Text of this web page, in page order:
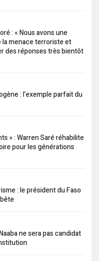
: « Nous avons une
menace terroriste et
des réponses très bientôt
: l’exemple parfait du
» : Warren Saré réhabilite
pour les générations
: le président du Faso
ne sera pas candidat